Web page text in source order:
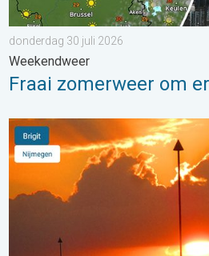
donderdag 30 juli 2026
Weekendweer
Fraai zomerweer om
Stuur jouw weerfoto van de week!.